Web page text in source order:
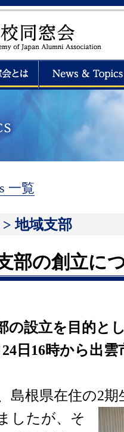
一覧
地域支部
部の創立に
の設立を目的と
日16時から出
根県在住の2期
したが、そ